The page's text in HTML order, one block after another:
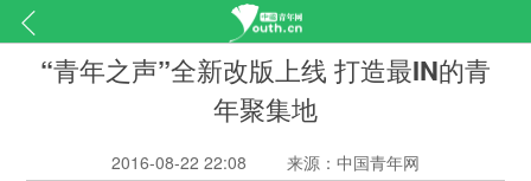
“青年之声”全新改版上线 打造最IN的青
年聚集地
2016-08-22 22:08 来源：中国青年网